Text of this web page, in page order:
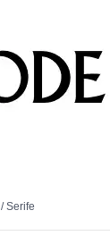
/Serife